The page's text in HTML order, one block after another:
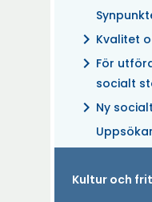
chevron_right Kvalitet
chevron_right För
socialt
chevron_right Ny
Kultur och